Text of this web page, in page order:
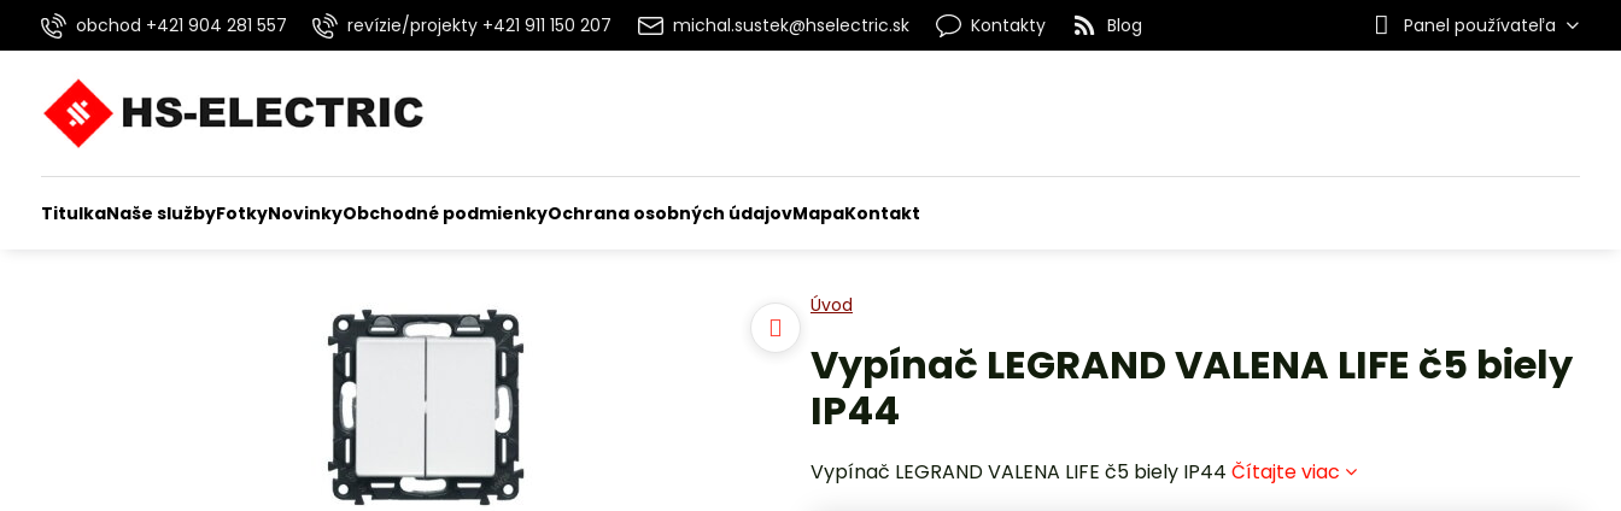
obchod +421 904 281 557 revízie/projekty +421 911 150 207 michal.sustek@hselectric.sk Kontakty Blog Panel používateľa
TitulkaNaše službyFotkyNovinkyObchodné podmienkyOchrana osobných údajovMapaKontakt
Úvod
Vypínač LEGRAND VALENA LIFE č5 biely
IP44
Vypínač LEGRAND VALENA LIFE č5 biely IP44 Čítajte viac